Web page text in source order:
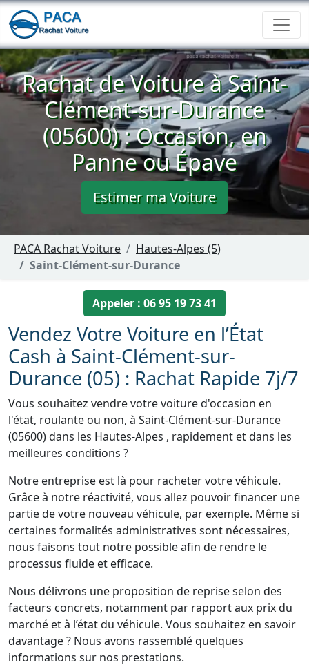
Rachat de Voiture à Saint-
Clément-sur-Durance
(05600) : Occasion, en
Panne ou Épave
Estimer ma Voiture
PACA Rachat Voiture
Hautes-Alpes (5)
Saint-Clément-sur-Durance
Appeler : 06 95 19 73 41
Vendez Votre Voiture en l’État
Cash à Saint-Clément-sur-
Durance (05) : Rachat Rapide 7j/7
Vous souhaitez vendre votre voiture d'occasion en
l'état, roulante ou non, à Saint-Clément-sur-Durance
(05600) dans les Hautes-Alpes , rapidement et dans les
meilleures conditions ?
Notre entreprise est là pour racheter votre véhicule.
Grâce à notre réactivité, vous allez pouvoir financer une
partie de votre nouveau véhicule, par exemple. Même si
certaines formalités administratives sont nécessaires,
nous faisons tout notre possible afin de rendre le
processus fluide et efficace.
Nous délivrons une proposition de reprise selon des
facteurs concrets, notamment par rapport aux prix du
marché et à l’état du véhicule. Vous souhaitez en savoir
davantage ? Nous avons rassemblé quelques
informations sur nos prestations.